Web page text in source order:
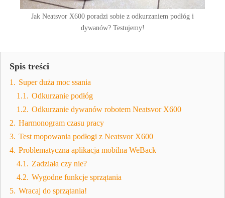
Jak Neatsvor X600 poradzi sobie z odkurzaniem podłóg i
dywanów? Testujemy!
Spis treści
1. Super duża moc ssania
1.1. Odkurzanie podłóg
1.2. Odkurzanie dywanów robotem Neatsvor X600
2. Harmonogram czasu pracy
3. Test mopowania podłogi z Neatsvor X600
4. Problematyczna aplikacja mobilna WeBack
4.1. Zadziała czy nie?
4.2. Wygodne funkcje sprzątania
5. Wracaj do sprzątania!